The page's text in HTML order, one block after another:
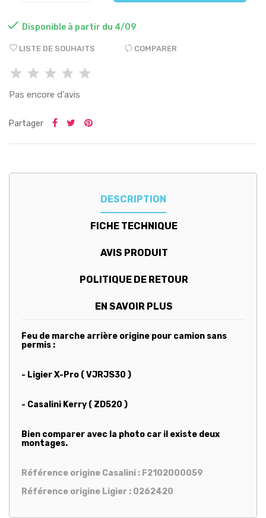
 Disponible à partir du 4/09
LISTE DE SOUHAITS COMPARER
Pas encore d'avis
Partager
DESCRIPTION
FICHE TECHNIQUE
AVIS PRODUIT
POLITIQUE DE RETOUR
EN SAVOIR PLUS
Feu de marche arrière origine pour camion sans
permis :
- Ligier X-Pro ( VJRJS30 )
- Casalini Kerry ( ZD520 )
Bien comparer avec la photo car il existe deux
montages.
Référence origine Casalini : F2102000059
Référence origine Ligier : 0262420